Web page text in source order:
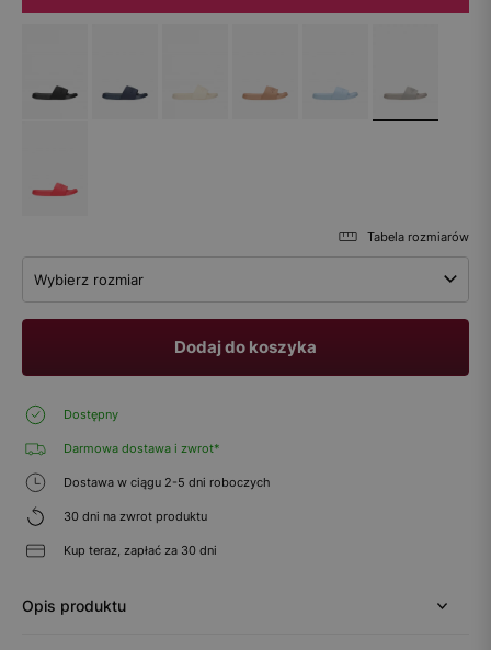
Tabela rozmiarów
Wybierz rozmiar
Dodaj do koszyka
Dostępny
Darmowa dostawa i zwrot*
Dostawa w ciągu 2-5 dni roboczych
30 dni na zwrot produktu
Kup teraz, zapłać za 30 dni
Opis produktu